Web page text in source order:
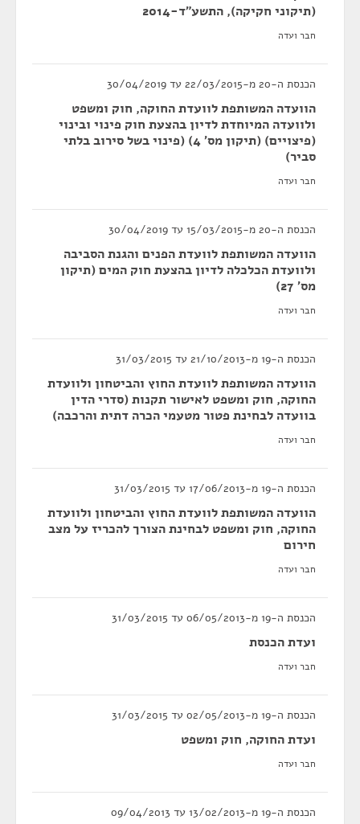
(תיקוני חקיקה), התשע"ד-2014
חבר ועדה
הכנסת ה-20 מ-22/03/2015 עד 30/04/2019
הוועדה המשותפת לוועדת החוקה, חוק ומשפט
ולוועדה המיוחדת לדיון בהצעת חוק פינוי ובינוי
(פיצויים) (תיקון מס' 4) (פינוי בשל סירוב בלתי
סביר)
חבר ועדה
הכנסת ה-20 מ-15/03/2015 עד 30/04/2019
הוועדה המשותפת לוועדת הפנים והגנת הסביבה
ולוועדת הכלכלה לדיון בהצעת חוק המים (תיקון
מס' 27)
חבר ועדה
הכנסת ה-19 מ-21/10/2013 עד 31/03/2015
הוועדה המשותפת לוועדת החוץ והביטחון ולוועדת
החוקה, חוק ומשפט לאישור תקנות (סדרי הדין
בוועדה לבחינת פטור מטעמי הכרה דתית והרכבה)
חבר ועדה
הכנסת ה-19 מ-17/06/2013 עד 31/03/2015
הוועדה המשותפת לוועדת החוץ והביטחון ולוועדת
החוקה, חוק ומשפט לבחינת הצורך להכריז על מצב
חירום
חבר ועדה
הכנסת ה-19 מ-06/05/2013 עד 31/03/2015
ועדת הכנסת
חבר ועדה
הכנסת ה-19 מ-02/05/2013 עד 31/03/2015
ועדת החוקה, חוק ומשפט
חבר ועדה
הכנסת ה-19 מ-13/02/2013 עד 09/04/2013